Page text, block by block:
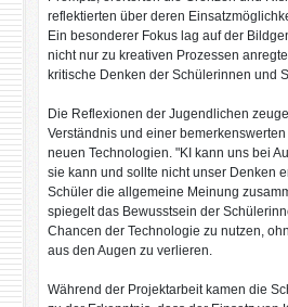
reflektierten über deren
Ein besonderer Fokus lag auf der
nicht nur zu kreativen Prozessen
kritische Denken der Schülerinnen und
Die Reflexionen der Jugendlichen
Verständnis und einer
neuen Technologien. "KI kann uns bei
sie kann und sollte nicht unser Denken
Schüler die allgemeine Meinung
spiegelt das Bewusstsein der
Chancen der Technologie zu nutzen,
aus den Augen zu verlieren.
Während der Projektarbeit kamen die